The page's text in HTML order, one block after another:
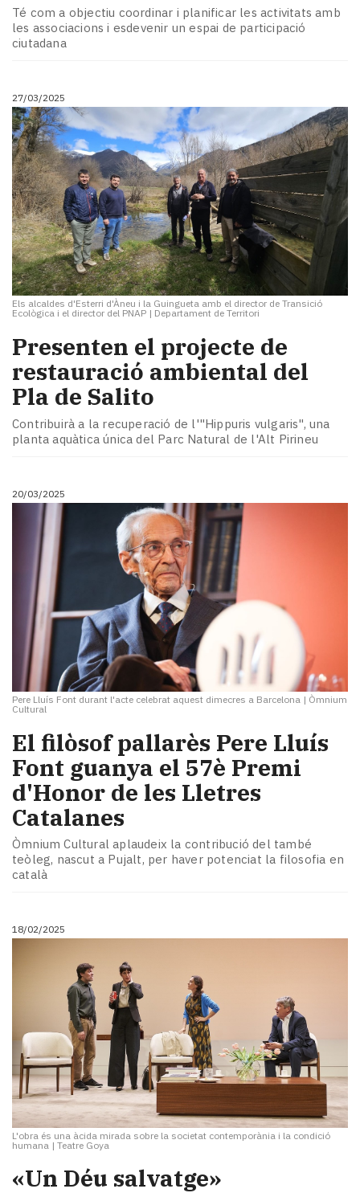
Té com a objectiu coordinar i planificar les activitats amb
les associacions i esdevenir un espai de participació
ciutadana
27/03/2025
Els alcaldes d'Esterri d'Àneu i la Guingueta amb el director de Transició
Ecològica i el director del PNAP | Departament de Territori
Presenten el projecte de
restauració ambiental del
Pla de Salito
Contribuirà a la recuperació de l'"Hippuris vulgaris", una
planta aquàtica única del Parc Natural de l'Alt Pirineu
20/03/2025
Pere Lluís Font durant l'acte celebrat aquest dimecres a Barcelona | Òmnium
Cultural
El filòsof pallarès Pere Lluís
Font guanya el 57è Premi
d'Honor de les Lletres
Catalanes
Òmnium Cultural aplaudeix la contribució del també
teòleg, nascut a Pujalt, per haver potenciat la filosofia en
català
18/02/2025
L'obra és una àcida mirada sobre la societat contemporània i la condició
humana | Teatre Goya
«Un Déu salvatge»